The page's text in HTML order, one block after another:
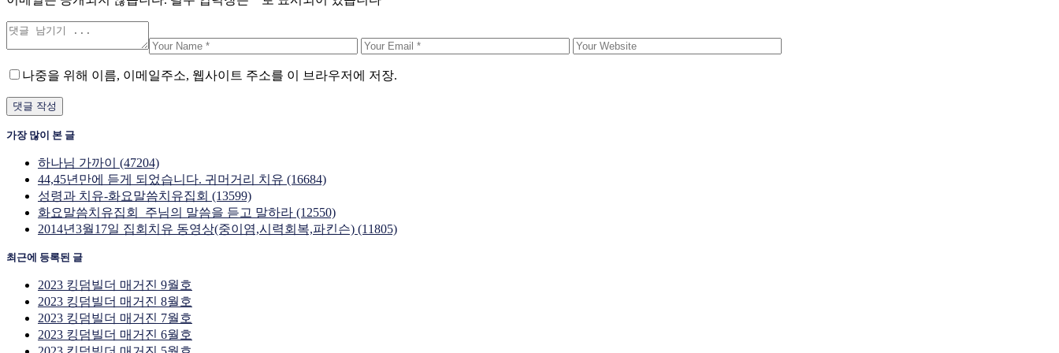
나중을 위해 이름, 이메일주소, 웹사이트 주소를 이 브라우저에 저장.
가장 많이 본 글
하나님 가까이 (47204)
44,45년만에 듣게 되었습니다. 귀머거리 치유 (16684)
성령과 치유-화요말씀치유집회 (13599)
화요말씀치유집회_주님의 말씀을 듣고 말하라 (12550)
2014년3월17일 집회치유 동영상(중이염,시력회복,파킨슨) (11805)
최근에 등록된 글
2023 킹덤빌더 매거진 9월호
2023 킹덤빌더 매거진 8월호
2023 킹덤빌더 매거진 7월호
2023 킹덤빌더 매거진 6월호